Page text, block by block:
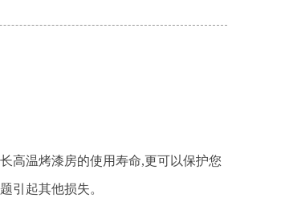
高温烤漆房的使用寿命,更可以保护您
引起其他损失。